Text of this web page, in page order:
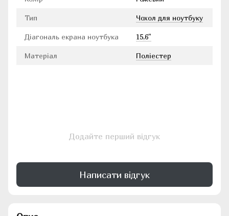
Тип Чохол для ноутбуку
Діагональ екрана ноутбука 15,6"
Матеріал Поліестер
Додайте перший відгук
Написати відгук